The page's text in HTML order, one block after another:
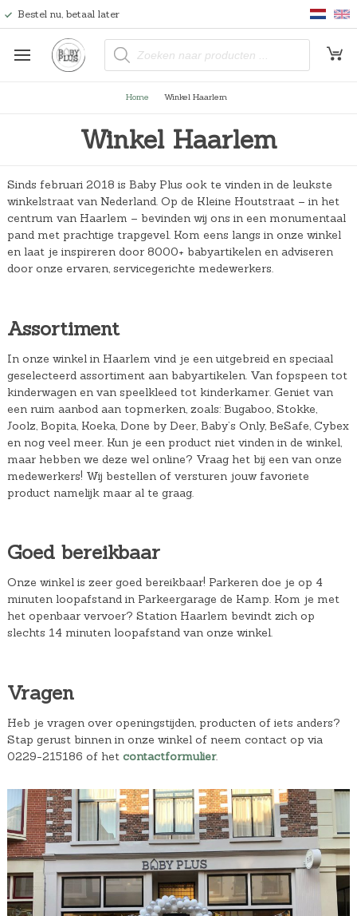
Bestel nu, betaal later
P
o
n
z
k
e
n
Home Winkel Haarlem
Winkel Haarlem
Sinds februari 2018 is Baby Plus ook te vinden in de leukste
winkelstraat van Nederland. Op de Kleine Houtstraat – in het
centrum van Haarlem – bevinden wij ons in een monumentaal
pand met prachtige trapgevel. Kom eens langs in onze winkel
en laat je inspireren door 8000+ babyartikelen en adviseren
door onze ervaren, servicegerichte medewerkers.
Assortiment
In onze winkel in Haarlem vind je een uitgebreid en speciaal
geselecteerd assortiment aan babyartikelen. Van fopspeen tot
kinderwagen en van speelkleed tot kinderkamer. Geniet van
een ruim aanbod aan topmerken, zoals: Bugaboo, Stokke,
Joolz, Bopita, Koeka, Done by Deer, Baby’s Only, BeSafe, Cybex
en nog veel meer. Kun je een product niet vinden in de winkel,
maar hebben we deze wel online? Vraag het bij een van onze
medewerkers! Wij bestellen of versturen jouw favoriete
product namelijk maar al te graag.
Goed bereikbaar
Onze winkel is zeer goed bereikbaar! Parkeren doe je op 4
minuten loopafstand in Parkeergarage de Kamp. Kom je met
het openbaar vervoer? Station Haarlem bevindt zich op
slechts 14 minuten loopafstand van onze winkel.
Vragen
Heb je vragen over openingstijden, producten of iets anders?
Stap gerust binnen in onze winkel of neem contact op via
0229-215186 of het contactformulier.